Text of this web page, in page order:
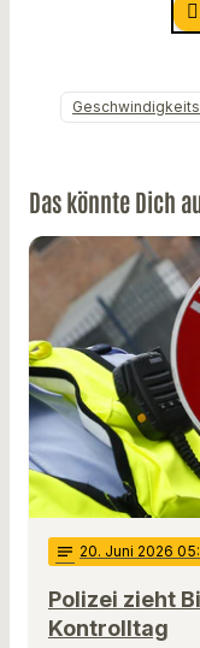
Das könnte Dich
notes 20. Juni 2026
Polizei zieht
Kontrolltag